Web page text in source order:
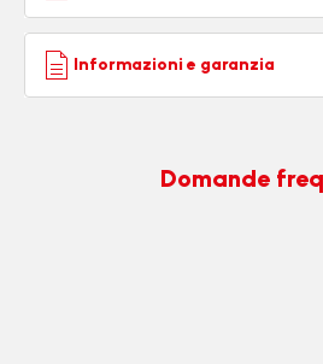
Informazioni e garanzia
Domande